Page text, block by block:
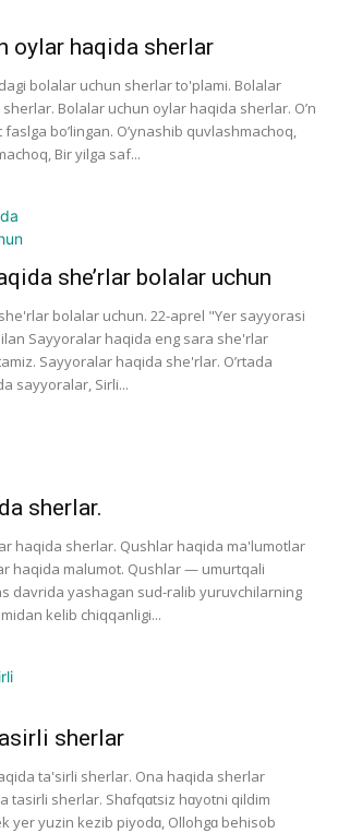
oylar haqida sherlar
bolalar uchun sherlar to'plami. Bolalar
Bolalar uchun oylar haqida sherlar. O’n
faslga bo’lingan. O’ynashib quvlashmachoq,
Bir yilga saf...
she’rlar bolalar uchun
bolalar uchun. 22-aprel "Yer sayyorasi
Sayyoralar haqida eng sara she'rlar
Sayyoralar haqida she'rlar. O’rtada
sayyoralar, Sirli...
sherlar.
haqida sherlar. Qushlar haqida ma'lumotlar
haqida malumot. Qushlar — umurtqali
davrida yashagan sud-ralib yuruvchilarning
kelib chiqqanligi...
sherlar
ta'sirli sherlar. Ona haqida sherlar
tasirli sherlar. Shɑfqɑtsiz hɑyotni qildim
yer yuzin kezib piyodɑ, Ollohgɑ behisob